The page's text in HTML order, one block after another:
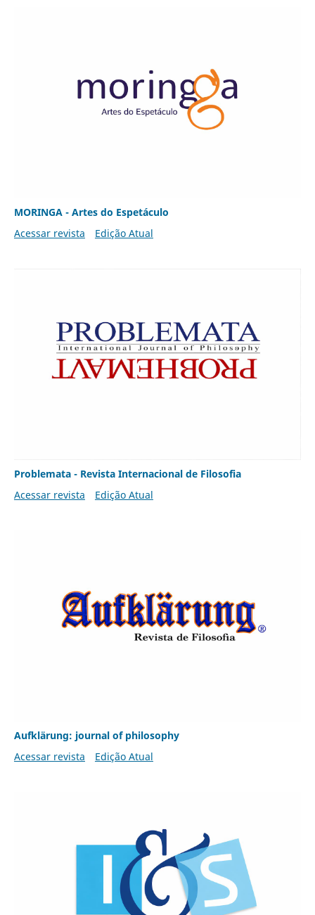
MORINGA - Artes do Espetáculo
Acessar revista
Edição Atual
Problemata - Revista Internacional de Filosofia
Acessar revista
Edição Atual
Aufklärung: journal of philosophy
Acessar revista
Edição Atual